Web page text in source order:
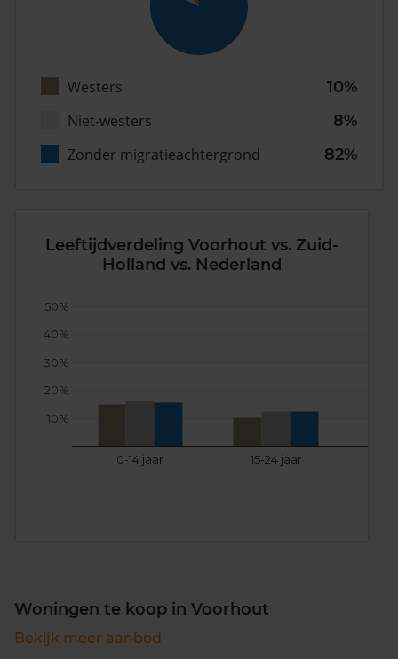
Westers
10%
Niet-westers
8%
Zonder migratieachtergrond
82%
Leeftijdverdeling Voorhout vs. Zuid-
Holland vs. Nederland
0-14 jaar 15-24 jaar
10%
20%
30%
40%
50%
Woningen te koop in Voorhout
Bekijk meer aanbod